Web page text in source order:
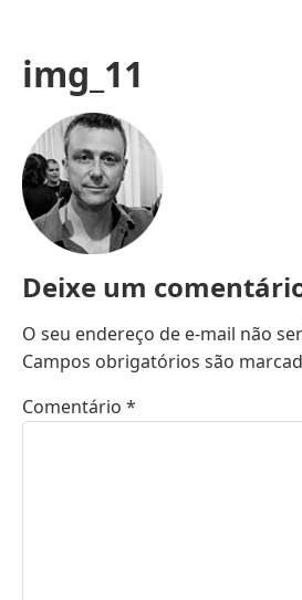
img_11
Deixe um
O seu endereço de e-mail não
Campos obrigatórios são
Comentário *